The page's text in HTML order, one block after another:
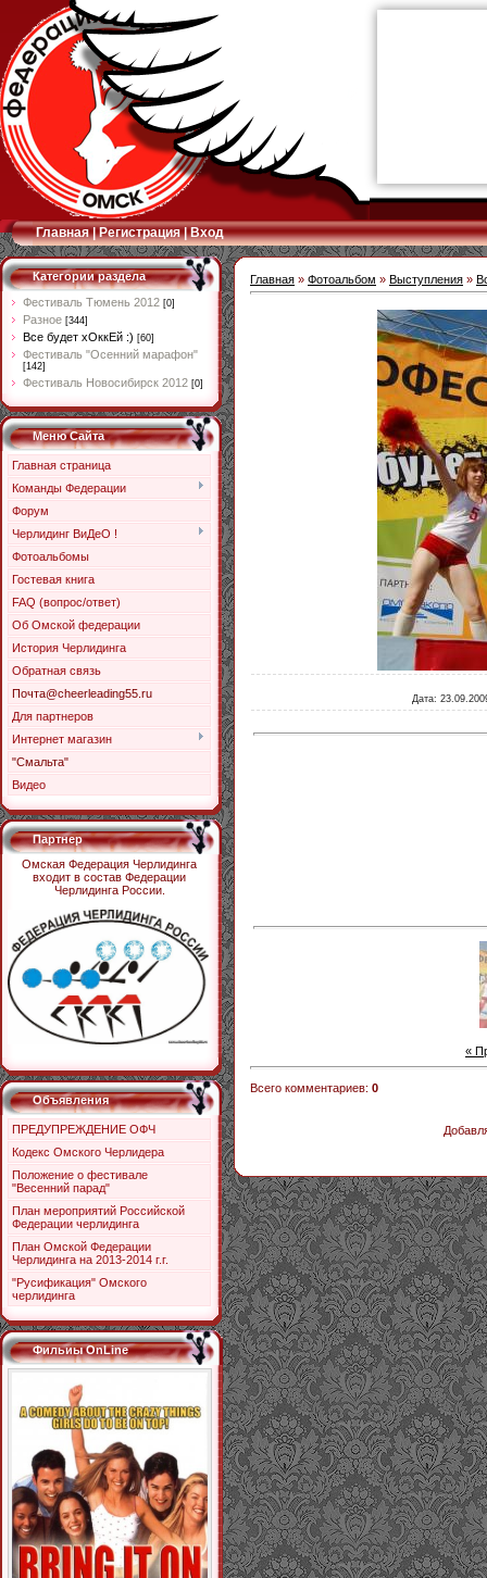
Главная|Регистрация|Вход
Категории раздела
Фестиваль Тюмень 2012 [0]
Разное [344]
Все будет хОккЕй :) [60]
Фестиваль "Осенний марафон"
[142]
Фестиваль Новосибирск 2012 [0]
Меню Сайта
Главная страница
Команды Федерации
Форум
Черлидинг ВиДеО !
Фотоальбомы
Гостевая книга
FAQ (вопрос/ответ)
Об Омской федерации
История Черлидинга
Обратная связь
Почта@cheerleading55.ru
Для партнеров
Интернет магазин
"Смальта"
Видео
Партнер
Омская Федерация Черлидинга
входит в состав Федерации
Черлидинга России.
Объявления
ПРЕДУПРЕЖДЕНИЕ ОФЧ
Кодекс Омского Черлидера
Положение о фестивале
"Весенний парад"
План мероприятий Российской
Федерации черлидинга
План Омской Федерации
Черлидинга на 2013-2014 г.г.
"Русификация" Омского
черлидинга
Фильиы OnLine
Главная » Фотоальбом » Выступления »
Дата:
«
Всего комментариев: 0